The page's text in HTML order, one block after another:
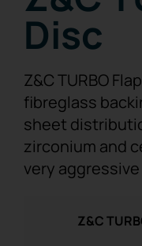
Disc
Z&C TURBO
fibreglass
sheet
zirconium and
very
Z&C